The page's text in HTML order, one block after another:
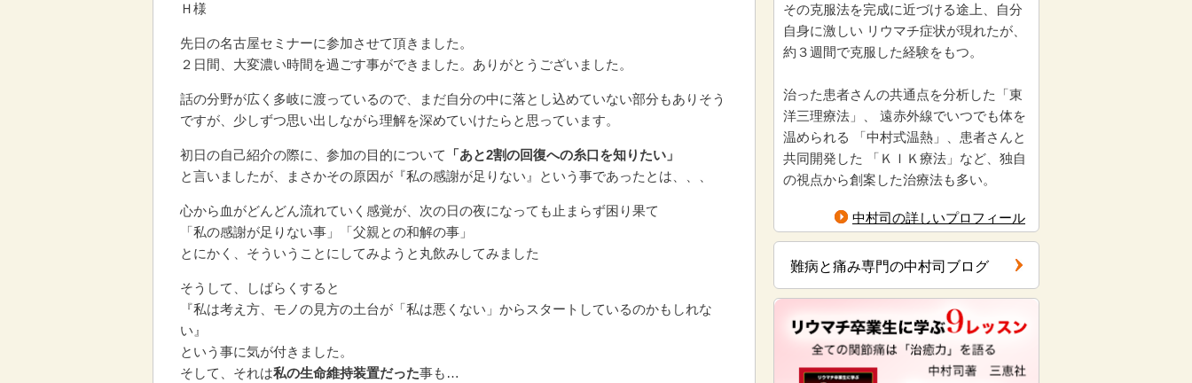
Ｈ様
先日の名古屋セミナーに参加させて頂きました。
２日間、大変濃い時間を過ごす事ができました。ありがとうございました。
話の分野が広く多岐に渡っているので、まだ自分の中に落とし込めていない部分もありそう
ですが、少しずつ思い出しながら理解を深めていけたらと思っています。
初日の自己紹介の際に、参加の目的について
「あと2割の回復への糸口を知りたい」
と言いましたが、まさかその原因が『私の感謝が足りない』という事であったとは、、、
心から血がどんどん流れていく感覚が、次の日の夜になっても止まらず困り果て
「私の感謝が足りない事」「父親との和解の事」
とにかく、そういうことにしてみようと丸飲みしてみました
そうして、しばらくすると
『私は考え方、モノの見方の土台が「私は悪くない」からスタートしているのかもしれな
い』
という事に気が付きました。
そして、それは私の生命維持装置だった事も…
その克服法を完成に近づける途上、自分
自身に激しい リウマチ症状が現れたが、
約３週間で克服した経験をもつ。
治った患者さんの共通点を分析した「東
洋三理療法」、 遠赤外線でいつでも体を
温められる 「中村式温熱」、患者さんと
共同開発した 「ＫＩＫ療法」など、独自
の視点から創案した治療法も多い。
中村司の詳しいプロフィール
難病と痛み専門の中村司ブログ